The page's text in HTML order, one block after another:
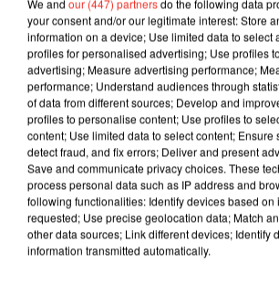
LES INTERVIEWS CHANTE
FRANCE
your consent and/or our legitimate interest: Store
information on a device; Use limited data to select
profiles for personalised advertising; Use profiles
advertising; Measure advertising performance;
performance; Understand audiences through
of data from different sources; Develop and
profiles to personalise content; Use profiles to
content; Use limited data to select content; Ensure
detect fraud, and fix errors; Deliver and present
Save and communicate privacy choices. These
process personal data such as IP address and
following functionalities: Identify devices based on
requested; Use precise geolocation data; Match
other data sources; Link different devices; Identify
information transmitted automatically.